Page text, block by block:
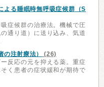
よる睡眠時無呼吸症候群（S
症候群の治療法。機械で圧
通り道）に送り込み、気道
注射療法）
(26)
反応の元を抑える薬。重症
く患者の症状緩和が期待で